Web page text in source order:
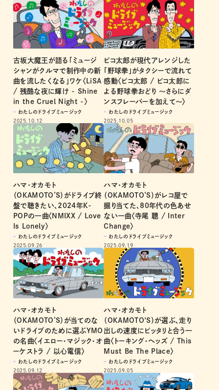
古坂大魔王が語る「ミュージ
シャンがクルマで制作中の新
曲を流したくなる」ワケ〈LiSA
/ 残酷な夜に輝け - Shine
in the Cruel Night -〉
わたしのドライブミュージック
2025.10.12
ピコ太郎が現代アレンジした
「野球拳」がタクシーで流れて
感動〈ピコ太郎 / ピコ太郎に
よる野球拳おどり 〜さらにダ
ンスフレーバーを加えて〜〉
わたしのドライブミュージック
2025.10.05
ハマ･オカモト
（OKAMOTO’S）がドライブ終
盤で聴きたい、2024年K-
POPの一曲〈NMIXX / Love
Is Lonely〉
わたしのドライブミュージック
2025.09.26
ハマ･オカモト
（OKAMOTO’S）がレコ屋で
掘り当てた、80年代の色あせ
ない一曲〈寺尾 聰 / Inter
Change〉
わたしのドライブミュージック
2025.09.19
ハマ･オカモト
（OKAMOTO’S）が当てのな
いドライブのために選ぶYMO
の名曲〈イエロー・マジック・オ
ーケストラ / 以心電信〉
わたしのドライブミュージック
2025.09.12
ハマ･オカモト
（OKAMOTO'S）が選ぶ、走り
出しの速度にピッタリと合う一
曲〈トーキング・ヘッズ / This
Must Be The Place〉
わたしのドライブミュージック
2025.09.05